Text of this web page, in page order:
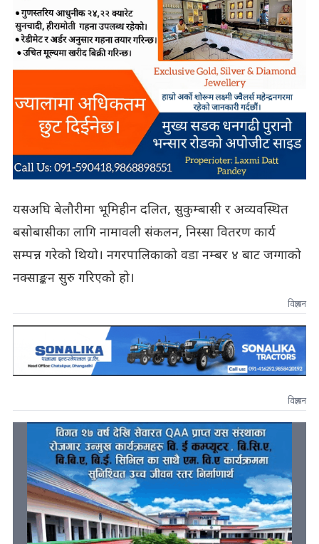
यसअघि बेलौरीमा भूमिहीन दलित, सुकुम्बासी र अव्यवस्थित
बसोबासीका लागि नामावली संकलन, निस्सा वितरण कार्य
सम्पन्न गरेको थियो। नगरपालिकाको वडा नम्बर ४ बाट जग्गाको
नक्साङ्कन सुरु गरिएको हो।
विज्ञापन
विज्ञापन